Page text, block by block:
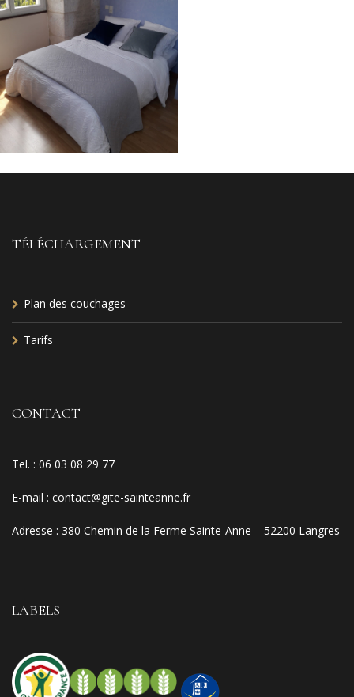
TÉLÉCHARGEMENT
Plan des couchages
Tarifs
CONTACT
Tel. : 06 03 08 29 77
E-mail : contact@gite-sainteanne.fr
Adresse : 380 Chemin de la Ferme Sainte-Anne – 52200 Langres
LABELS